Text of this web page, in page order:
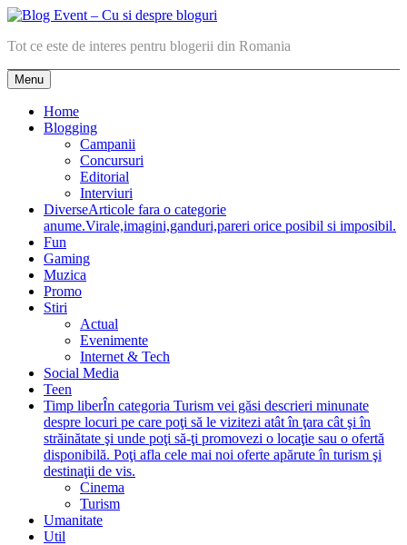
Skip
content
Blog Event – Cu si despre bloguri
Tot ce este de interes pentru blogerii din Romania
Menu
Home
Blogging
Campanii
Concursuri
Editorial
Interviuri
DiverseArticole fara o categorie
anume.Virale,imagini,ganduri,pareri orice posibil si imposibil.
Fun
Gaming
Muzica
Promo
Stiri
Actual
Evenimente
Internet & Tech
Social Media
Teen
Timp liberÎn categoria Turism vei găsi descrieri minunate
despre locuri pe care poţi să le vizitezi atât în ţara cât şi în
străinătate şi unde poţi să-ţi promovezi o locaţie sau o ofertă
disponibilă. Poţi afla cele mai noi oferte apărute în turism şi
destinaţii de vis.
Cinema
Turism
Umanitate
Util